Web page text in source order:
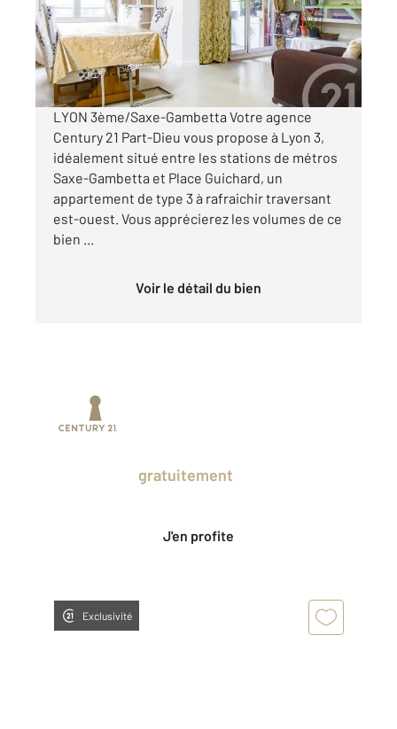
Appartement F3 à vendre
289 000 €
Visiter le site dédié
LYON 3ème/Saxe-Gambetta Votre agence
Century 21 Part-Dieu vous propose à Lyon 3,
idéalement situé entre les stations de métros
Saxe-Gambetta et Place Guichard, un
appartement de type 3 à rafraichir traversant
est-ouest. Vous apprécierez les volumes de ce
bien ...
Voir le détail du bien
gratuitement
J'en profite
Exclusivité